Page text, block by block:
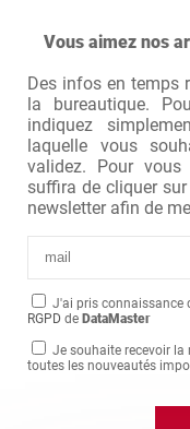
Vous aimez nos
Des infos en temps
la bureautique.
indiquez
laquelle vous
validez. Pour
suffira de cliquer
newsletter afin de
J'ai pris connaissance
RGPD de DataMaster
Je souhaite recevoir la
toutes les nouveautés